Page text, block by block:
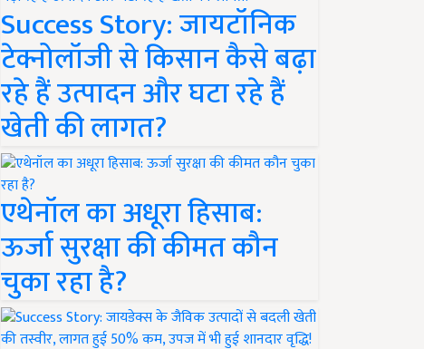
Success Story: जायटॉनिक
टेक्नोलॉजी से किसान कैसे बढ़ा
रहे हैं उत्पादन और घटा रहे हैं
खेती की लागत?
एथेनॉल का अधूरा हिसाब:
ऊर्जा सुरक्षा की कीमत कौन
चुका रहा है?